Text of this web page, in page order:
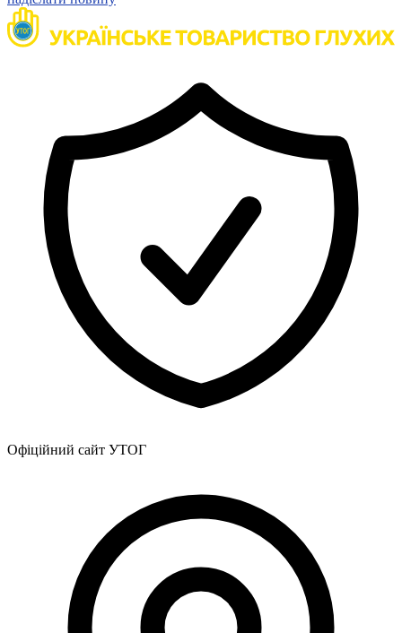
Атестація
Безбар'єрність для глухих
Вінницька область
Дніпропетровська область
Донецька область
Житомирська область
Закарпатська область
Київська область
Кіровоградська область
Львівська область
Миколаївська область
Полтавська область
Рівненська область
Сумська область
Тернопільська область
Хмельницька область
Чернівецька область
Чернігівська область
Особи відповідальні за контактування з
питань укладення договорів
Вивчаємо жестову мову
Дитяча сторінка
Офіційний сайт УТОГ